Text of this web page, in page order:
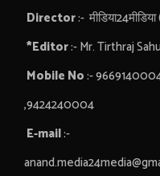
Director:-
*Editor:- Mr. Tirthraj Sahu
Mobile No:-
,9424240004
E-mail:-